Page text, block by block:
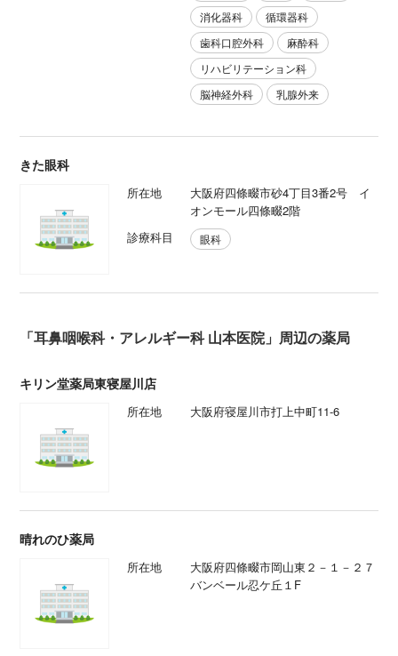
消化器科
循環器科
歯科口腔外科
麻酔科
リハビリテーション科
脳神経外科
乳腺外来
きた眼科
所在地
大阪府四條畷市砂4丁目3番2号 イ
オンモール四條畷2階
診療科目
眼科
「耳鼻咽喉科・アレルギー科 山本医院」周辺の薬局
キリン堂薬局東寝屋川店
所在地 大阪府寝屋川市打上中町11-6
晴れのひ薬局
所在地
大阪府四條畷市岡山東２－１－２７
バンベール忍ケ丘１F